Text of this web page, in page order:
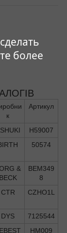
более
к
Артикул
H59007
50574
&
BECK
BEM349
8
CTR CZHO1L
DYS
7125544
HM009